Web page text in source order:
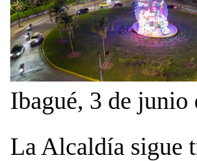
Ibagué, 3 de junio
La Alcaldía sigue